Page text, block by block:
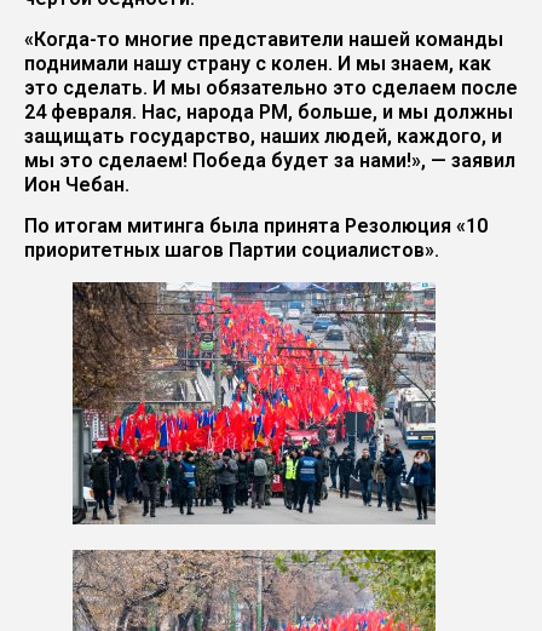
«Когда-то многие представители нашей команды
поднимали нашу страну с колен. И мы знаем, как
это сделать. И мы обязательно это сделаем после
24 февраля. Нас, народа РМ, больше, и мы должны
защищать государство, наших людей, каждого, и
мы это сделаем! Победа будет за нами!», — заявил
Ион Чебан.
По итогам митинга была принята Резолюция «10
приоритетных шагов Партии социалистов».